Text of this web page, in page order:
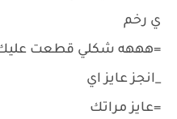
ي رخم
=هههه شكلي قطعت عليك
_انجز عايز اي
=عايز مراتك